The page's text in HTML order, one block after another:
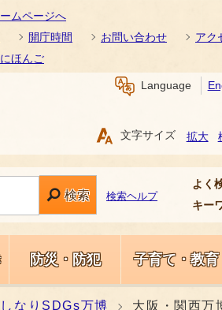
ムページへ
開庁時間 お問い合わせ アク
ほんご
Language
文字サイズ 拡大
検索 検索ヘルプ
よく
キー
防災・防犯 子育て・教育
なりSDGs万博 大阪・関西万